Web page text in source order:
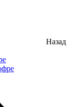
Назад